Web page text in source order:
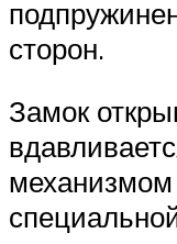
сторон.
Замок
механизмом